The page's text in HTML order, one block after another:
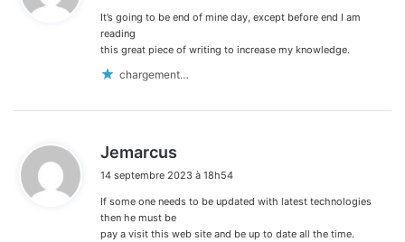
It’s going to be end of mine day, except before end I am
reading
this great piece of writing to increase my knowledge.
chargement…
Jemarcus
t
14 septembre 2023 à 18h54
If some one needs to be updated with latest technologies
then he must be
pay a visit this web site and be up to date all the time.